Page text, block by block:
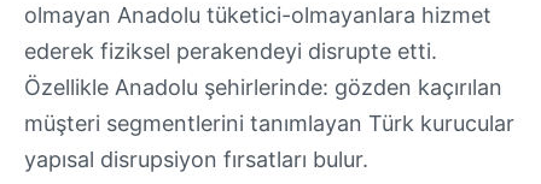
olmayan Anadolu tüketici-olmayanlara hizmet
ederek fiziksel perakendeyi disrupte etti.
Özellikle Anadolu şehirlerinde: gözden kaçırılan
müşteri segmentlerini tanımlayan Türk kurucular
yapısal disrupsiyon fırsatları bulur.